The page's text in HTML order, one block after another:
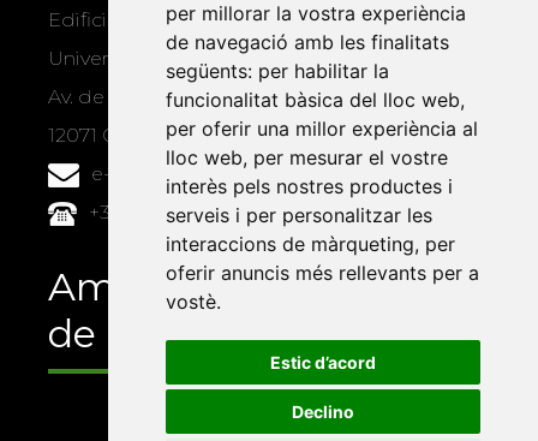
per millorar la vostra experiència
de navegació amb les finalitats
següents: per habilitar la
funcionalitat bàsica del lloc web,
per oferir una millor experiència al
lloc web, per mesurar el vostre
interès pels nostres productes i
serveis i per personalitzar les
interaccions de màrqueting, per
oferir anuncis més rellevants per a
vostè.
Estic d’acord
Declino
Edifici Àgora
Universitat Jaume I, local 10
Av. de Vicent Sos Baynat, s/n
12071 Castelló de la Plana
e-buc@vives.org
+34 964 72 89 93
Amb el suport
de